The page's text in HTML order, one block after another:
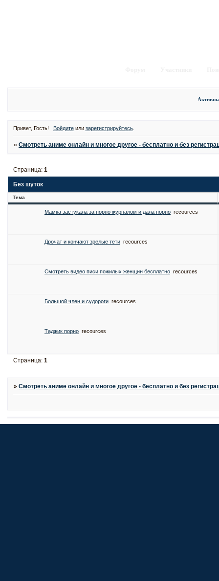
Привет, Гость! Войдитеили зарегистрируйтесь.
»Смотреть аниме онлайн и многое другое - бесплатно и без
Без шуток
Страница:1
Тема
Мамка застукала за порно журналом и дала порно recources
Дрочат и кончают зрелые тети recources
Смотреть видео писи пожилых женщин бесплатно recources
Большой член и судороги recources
Таджик порно recources
Страница:1
»Смотреть аниме онлайн и многое другое - бесплатно и без